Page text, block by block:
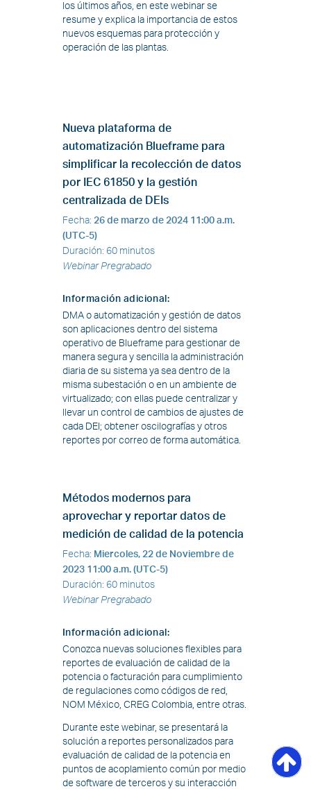
los últimos años, en este webinar se
resume y explica la importancia de estos
nuevos esquemas para protección y
operación de las plantas.
Nueva plataforma de
automatización Blueframe para
simplificar la recolección de datos
por IEC 61850 y la gestión
centralizada de DEIs
Fecha: 26 de marzo de 2024 11:00 a.m.
(UTC-5)
Duración: 60 minutos
Webinar Pregrabado
Información adicional :
DMA o automatización y gestión de datos
son aplicaciones dentro del sistema
operativo de Blueframe para gestionar de
manera segura y sencilla la administración
diaria de su sistema ya sea dentro de la
misma subestación o en un ambiente de
virtualizado; con ellas puede centralizar y
llevar un control de cambios de ajustes de
cada DEI; obtener oscilografías y otros
reportes por correo de forma automática.
Métodos modernos para
aprovechar y reportar datos de
medición de calidad de la potencia
Fecha: Miercoles, 22 de Noviembre de
2023 11:00 a.m. (UTC-5)
Duración: 60 minutos
Webinar Pregrabado
Información adicional :
Conozca nuevas soluciones flexibles para
reportes de evaluación de calidad de la
potencia o facturación para cumplimiento
de regulaciones como códigos de red,
NOM México, CREG Colombia, entre otras.
Durante este webinar, se presentará la
solución a reportes personalizados para
evaluación de calidad de la potencia en
puntos de acoplamiento común por medio
de software de terceros y su interacción